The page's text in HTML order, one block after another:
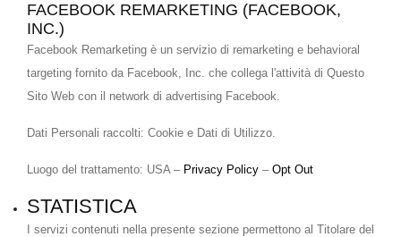
FACEBOOK REMARKETING (FACEBOOK,
INC.)
Facebook Remarketing è un servizio di remarketing e behavioral
targeting fornito da Facebook, Inc. che collega l'attività di Questo
Sito Web con il network di advertising Facebook.
Dati Personali raccolti: Cookie e Dati di Utilizzo.
Luogo del trattamento: USA – Privacy Policy – Opt Out
STATISTICA
I servizi contenuti nella presente sezione permettono al Titolare del